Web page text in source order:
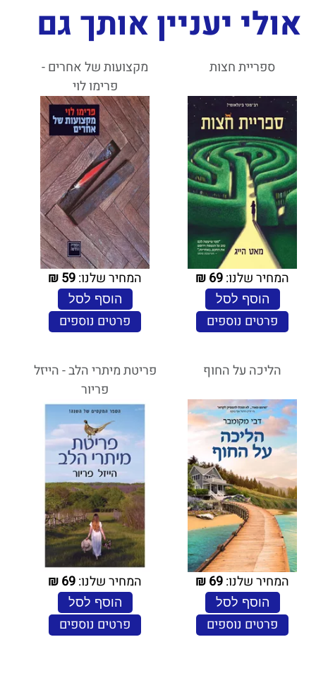
אולי יעניין אותך גם
ספריית חצות
המחיר שלנו:69
₪
הוסף לסל
פרטים נוספים
מקצועות של אחרים -
פרימו לוי
המחיר שלנו:59
₪
הוסף לסל
פרטים נוספים
הליכה על החוף
המחיר שלנו:69
₪
הוסף לסל
פרטים נוספים
פריטת מיתרי הלב - הייזל
פריור
המחיר שלנו:69
₪
הוסף לסל
פרטים נוספים